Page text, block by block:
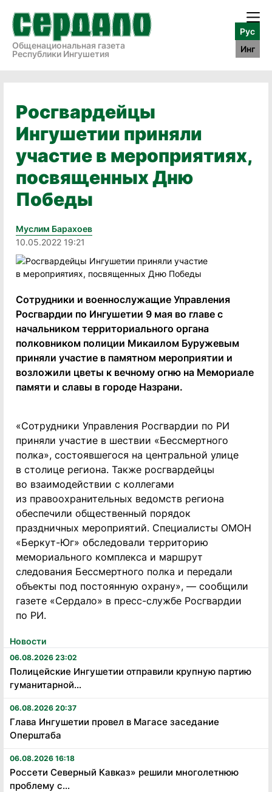
Общенациональная газета
Республики Ингушетия
Рус
Инг
Новости
06.08.2026 23:02
Полицейские Ингушетии отправили крупную партию
гуманитарной...
06.08.2026 20:37
Глава Ингушетии провел в Магасе заседание
Оперштаба
06.08.2026 16:18
Россети Северный Кавказ» решили многолетнюю
проблему с...
Росгвардейцы
Ингушетии приняли
участие в мероприятиях,
посвященных Дню
Победы
Муслим Барахоев
10.05.2022 19:21
Сотрудники и военнослужащие Управления
Росгвардии по Ингушетии 9 мая во главе с
начальником территориального органа
полковником полиции Микаилом Буружевым
приняли участие в памятном мероприятии и
возложили цветы к вечному огню на Мемориале
памяти и славы в городе Назрани.
«Сотрудники Управления Росгвардии по РИ
приняли участие в шествии «Бессмертного
полка», состоявшегося на центральной улице
в столице региона. Также росгвардейцы
во взаимодействии с коллегами
из правоохранительных ведомств региона
обеспечили общественный порядок
праздничных мероприятий. Специалисты ОМОН
«Беркут-Юг» обследовали территорию
мемориального комплекса и маршрут
следования Бессмертного полка и передали
объекты под постоянную охрану», — сообщили
газете «Сердало» в пресс-службе Росгвардии
по РИ.